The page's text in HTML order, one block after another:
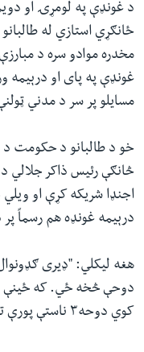
د غونډې په لومړۍ او
ځانګړي استازي له
مخدره موادو سره د
غونډې په پای او درېیمه
مسایلو پر سر د مدني
خو د طالبانو د حکومت د
څانګې رئیس ذاکر جلالي
اجنډا شریکه کړې او
درېیمه غونډه هم رسماً
هغه لیکلي: "ډیری
دوحې څخه ځي. که ځینې
کوي دوحه۳ ناستې پورې تړاو نه لري."